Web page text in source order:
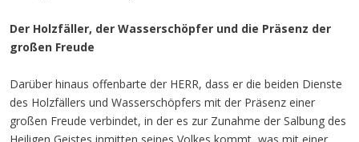
Der Holzfäller, der Wasserschöpfer und die Präsenz der
großen Freude
Darüber hinaus offenbarte der HERR, dass er die beiden Dienste
des Holzfällers und Wasserschöpfers mit der Präsenz einer
großen Freude verbindet, in der es zur Zunahme der Salbung des